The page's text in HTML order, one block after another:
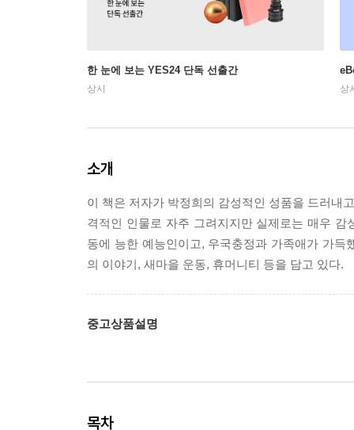
한 눈에 보는 YES24 단독 선출간
상시 상
소개
이 책은 저자가 박정희의 감성적인 성품을 드러내
격적인 인물로 자주 그려지지만 실제로는 매우
동에 능한 예능인이고, 우국충정과 가족애가 가
의 이야기, 새마을 운동, 휴머니티 등을 담고 있다.
중고상품설명
목차